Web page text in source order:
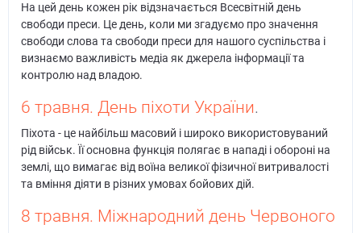
На цей день кожен рік відзначається Всесвітній день
свободи преси. Це день, коли ми згадуємо про значення
свободи слова та свободи преси для нашого суспільства і
визнаємо важливість медіа як джерела інформації та
контролю над владою.
6 травня. День піхоти України.
Піхота - це найбільш масовий і широко використовуваний
рід військ. Її основна функція полягає в нападі і обороні на
землі, що вимагає від воїна великої фізичної витривалості
та вміння діяти в різних умовах бойових дій.
8 травня. Міжнародний день Червоного